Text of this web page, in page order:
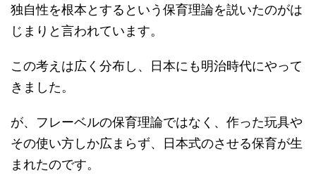
独自性を根本とするという保育理論を説いたのがは
じまりと言われています。
この考えは広く分布し、日本にも明治時代にやって
きました。
が、フレーベルの保育理論ではなく、作った玩具や
その使い方しか広まらず、日本式のさせる保育が生
まれたのです。